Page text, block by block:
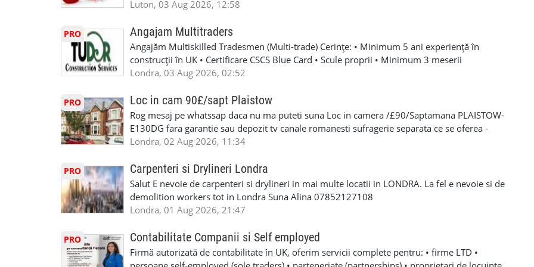
Luton, 03 Aug 2026, 12:58
PRO Angajam Multitraders
Angajăm Multiskilled Tradesmen (Multi-trade) Cerințe: • Minimum 5 ani experiență în
construcții în UK • Certificare CSCS Blue Card • Scule proprii • Minimum 3 meserii
specializate (căutăm multitraderi) – experiență solidă în mai multe domenii din construcții •
interioare • Permis de conducere categoria B valabil • Mijloc de transport propriu
(reprezintă un avantaj important) Se oferă: • Salariu atractiv, în funcție de experiență și
performanță • £200 – £250 pe zi • Diurnă / plată transport • Suport tehnic continuu și
posibilități reale de avansare • Traininguri și cursuri de calificare • Mediu de lucru stabil cu
oră pauză de masă) • Posibilitate de lucru suplimentar în weekend (opțional)
Londra, 03 Aug 2026, 02:52
PRO Loc in cam 90£/sapt Plaistow
Rog mesaj pe whatssap daca nu ma puteti suna Loc in camera /£90/Saptamana PLAISTOW-
E130DG fara garantie sau depozit tv canale romanesti sufragerie separata ce se oferea -
fiecare pat beneficiaza de dulap separat -fiecare camera beneficiaza de frigider separat -wi-fi
saptaminal fara garantie sau avans/plata saptaminala , (nu se face cazare/plateste mai putin
de 1/sapt) -tel- 07440366084
Londra, 02 Aug 2026, 11:34
PRO Carpenteri si Drylineri Londra
Salut E nevoie de carpenteri si drylineri in mai multe locatii in LONDRA. La fel e nevoie si de
demolition workers tot in Londra Suna Alina 07852127108
Londra, 01 Aug 2026, 21:47
PRO Contabilitate Companii si Self employed
Firmă autorizată de contabilitate în UK, oferim servicii complete pentru: • firme LTD •